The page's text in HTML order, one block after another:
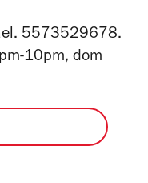
5573529678.
10pm, dom